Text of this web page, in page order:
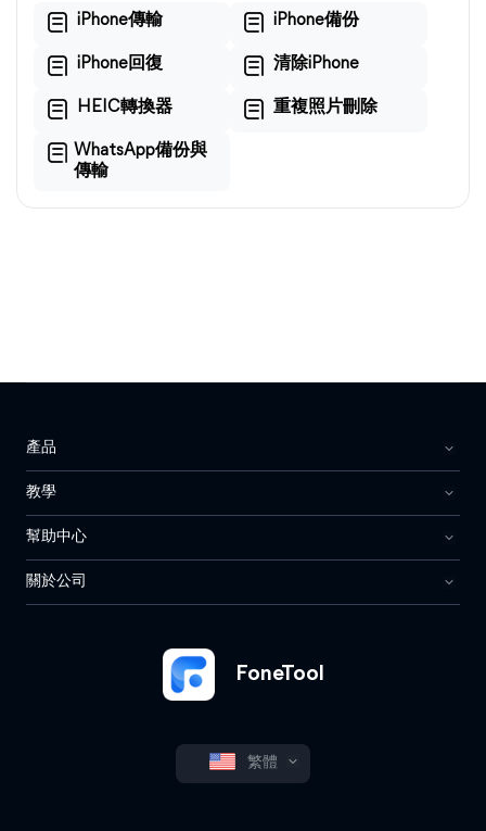
iPhone傳輸 iPhone備份
iPhone回復 清除iPhone
HEIC轉換器 重複照片刪除
WhatsApp備份與
傳輸
FoneTool
繁體
產品
教學
幫助中心
關於公司